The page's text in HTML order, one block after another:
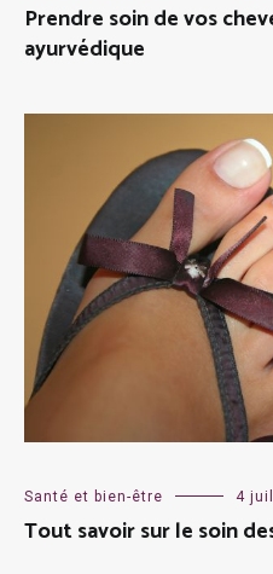
Prendre soin de vos
ayurvédique
Santé et bien-être 4
Tout savoir sur le soin